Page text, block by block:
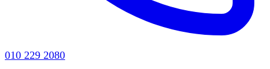
010 229 2080